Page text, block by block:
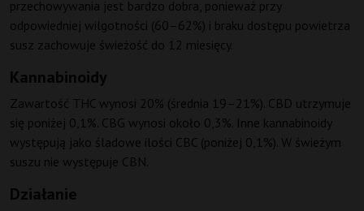
przechowywania jest bardzo dobra, ponieważ przy
odpowiedniej wilgotności (60–62%) i braku dostępu powietrza
susz zachowuje świeżość do 12 miesięcy.
Kannabinoidy
Zawartość THC wynosi 20% (średnia 19–21%). CBD utrzymuje
się poniżej 0,1%. CBG wynosi około 0,3%. Inne kannabinoidy
występują jako śladowe ilości CBC (poniżej 0,1%). W świeżym
suszu nie występuje CBN.
Działanie